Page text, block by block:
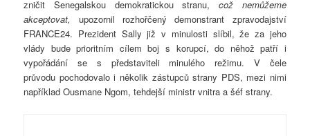
zničit Senegalskou demokratickou stranu, což nemůžeme
akceptovat,
upozornil rozhořčený demonstrant zpravodajství
FRANCE24. Prezident Sally již v minulosti slíbil, že za jeho
vlády bude prioritním cílem boj s korupcí, do něhož patří i
vypořádání se s představiteli minulého režimu. V čele
průvodu pochodovalo i několik zástupců strany PDS, mezi nimi
například Ousmane Ngom, tehdejší ministr vnitra a šéf strany.